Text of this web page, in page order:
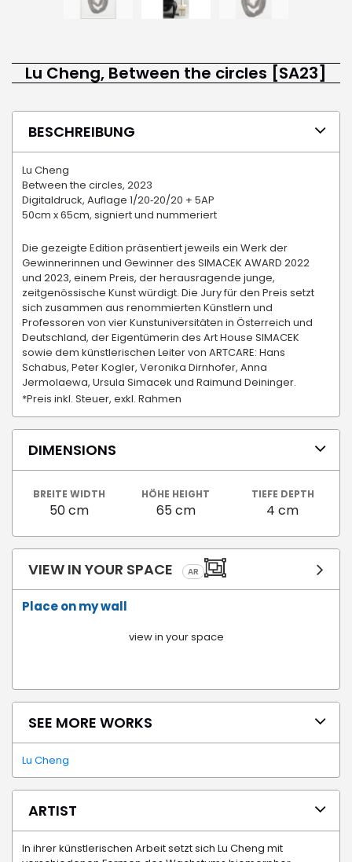
Lu Cheng, Between the circles [SA23]
BESCHREIBUNG
Lu Cheng
Between the circles, 2023
Digitaldruck, Auflage 1/20‐20/20 + 5AP
50cm x 65cm, signiert und nummeriert
Die gezeigte Edition präsentiert jeweils ein Werk der
Gewinnerinnen und Gewinner des SIMACEK AWARD 2022
und 2023, einem Preis, der herausragende junge,
zeitgenössische Kunst würdigt. Die Jury für den Preis setzt
sich zusammen aus renommierten Künstlern und
Professoren von vier Kunstuniversitäten in Österreich und
Deutschland, der Eigentümerin des Art House SIMACEK
sowie dem künstlerischen Leiter von ARTCARE: Hans
Schabus, Peter Kogler, Veronika Dirnhofer, Anna
Jermolaewa, Ursula Simacek und Raimund Deininger.
*Preis inkl. Steuer, exkl. Rahmen
DIMENSIONS
BREITE WIDTH
50 cm
HÖHE HEIGHT
65 cm
TIEFE DEPTH
4 cm
VIEW IN YOUR SPACE AR
Place on my wall
view in your space
SEE MORE WORKS
Lu Cheng
ARTIST
In ihrer künstlerischen Arbeit setzt sich Lu Cheng mit